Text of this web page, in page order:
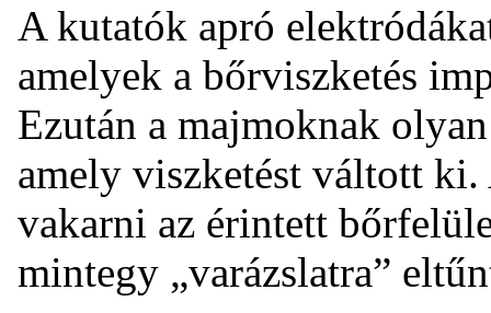
A kutatók apró
amelyek a bőrviszketés
Ezután a majmoknak
amely viszketést váltott
vakarni az érintett
mintegy „varázslatra”